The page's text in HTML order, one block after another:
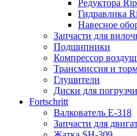
Редуктора
Гидравлика
Навесное
Запчасти для
Подшипники
Компрессор
Трансмиссия и
Глушители
Диски для
Fortschritt
Валкователь Е-318
Запчасти для